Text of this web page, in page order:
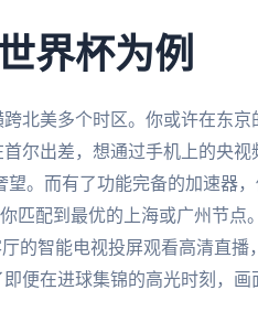
界杯为例
北美多个时区。你或许在东京
尔出差，想通过手机上的央视
。而有了功能完备的加速器
匹配到最优的上海或广州节点
的智能电视投屏观看高清直播
便在进球集锦的高光时刻，画